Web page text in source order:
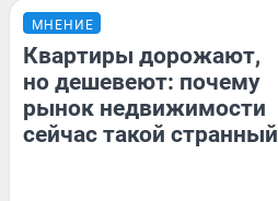
МНЕНИЕ
Квартиры дорожают,
но дешевеют: почему
рынок недвижимости
сейчас такой странный